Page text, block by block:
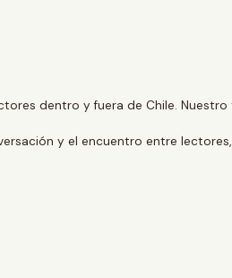
dentro y fuera de Chile.
y el encuentro entre